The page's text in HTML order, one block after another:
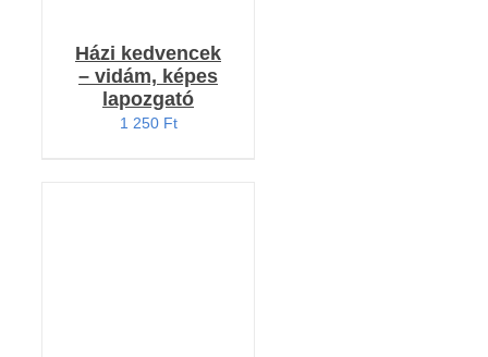
Házi kedvencek
– vidám, képes
lapozgató
1 250 Ft